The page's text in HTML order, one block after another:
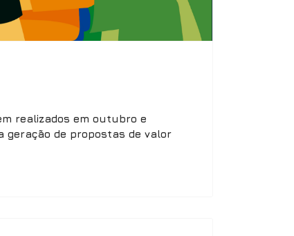
realizados em outubro e
geração de propostas de valor